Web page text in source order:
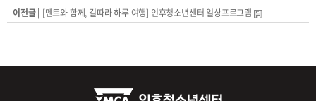
이전글 | [멘토와 함께, 길따라 하루 여행] 인후청소년센터 일상프로그램